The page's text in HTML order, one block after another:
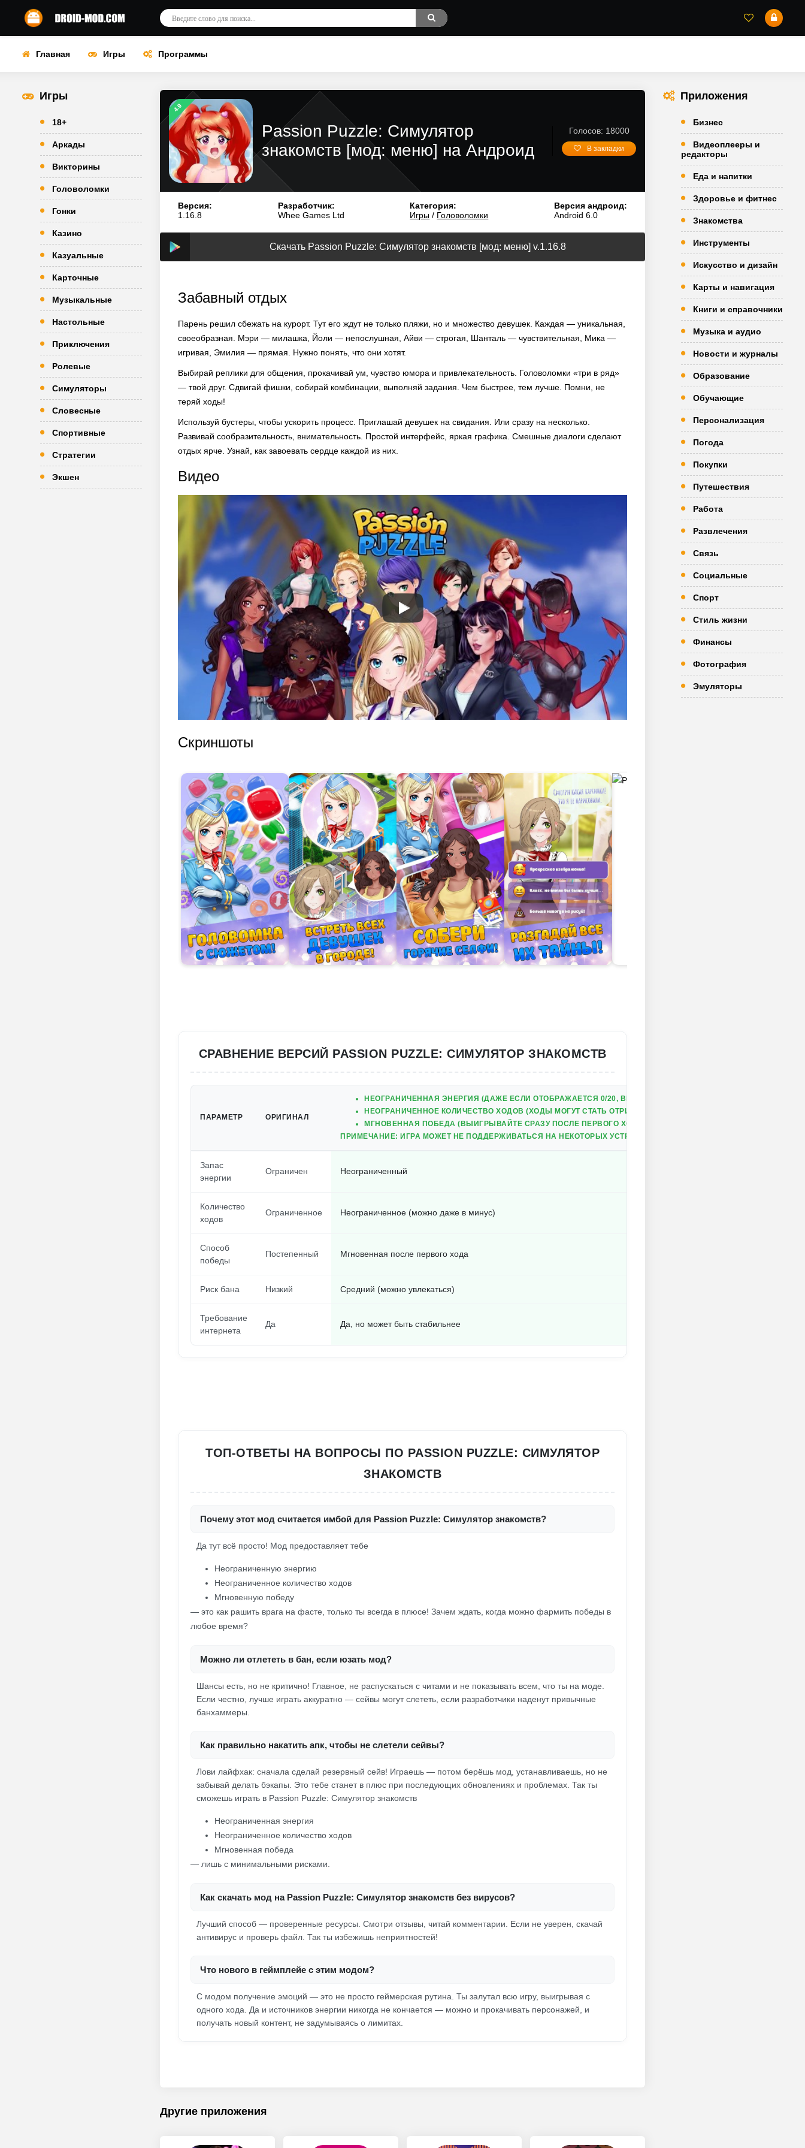
Главная Игры Программы
Игры
18+
Аркады
Викторины
Головоломки
Гонки
Казино
Казуальные
Карточные
Музыкальные
Настольные
Приключения
Ролевые
Симуляторы
Словесные
Спортивные
Стратегии
Экшен
4.9
Passion Puzzle: Симулятор
знакомств [мод: меню] на Андроид
Голосов: 18000
В закладки
Версия:
1.16.8
Разработчик:
Whee Games Ltd
Категория:
Игры / Головоломки
Версия андроид:
Android 6.0
Скачать Passion Puzzle: Симулятор знакомств [мод: меню] v.1.16.8
Забавный отдых
Парень решил сбежать на курорт. Тут его ждут не только пляжи, но и множество девушек. Каждая — уникальная,
своеобразная. Мэри — милашка, Йоли — непослушная, Айви — строгая, Шанталь — чувствительная, Мика —
игривая, Эмилия — прямая. Нужно понять, что они хотят.
Выбирай реплики для общения, прокачивай ум, чувство юмора и привлекательность. Головоломки «три в ряд»
— твой друг. Сдвигай фишки, собирай комбинации, выполняй задания. Чем быстрее, тем лучше. Помни, не
теряй ходы!
Используй бустеры, чтобы ускорить процесс. Приглашай девушек на свидания. Или сразу на несколько.
Развивай сообразительность, внимательность. Простой интерфейс, яркая графика. Смешные диалоги сделают
отдых ярче. Узнай, как завоевать сердце каждой из них.
Видео
Скриншоты
СРАВНЕНИЕ ВЕРСИЙ PASSION PUZZLE: СИМУЛЯТОР ЗНАКОМСТВ
ПАРАМЕТР ОРИГИНАЛ
НЕОГРАНИЧЕННАЯ ЭНЕРГИЯ (ДАЖЕ ЕСЛИ ОТОБРАЖАЕТСЯ 0/20, ВЫ ВСЕГДА БУДЕТЕ ИМЕТЬ ДОСТАТОЧНО
НЕОГРАНИЧЕННОЕ КОЛИЧЕСТВО ХОДОВ (ХОДЫ МОГУТ СТАТЬ ОТРИЦАТЕЛЬНЫМИ, НО ВЫ ВСЁ РАВНО
МГНОВЕННАЯ ПОБЕДА (ВЫИГРЫВАЙТЕ СРАЗУ ПОСЛЕ ПЕРВОГО ХОДА).
ПРИМЕЧАНИЕ: ИГРА МОЖЕТ НЕ ПОДДЕРЖИВАТЬСЯ НА НЕКОТОРЫХ УСТРОЙСТВАХ.
Запас
энергии
Ограничен Неограниченный
Количество
ходов
Ограниченное Неограниченное (можно даже в минус)
Способ
победы
Постепенный Мгновенная после первого хода
Риск бана Низкий Средний (можно увлекаться)
Требование
интернета
Да Да, но может быть стабильнее
ТОП-ОТВЕТЫ НА ВОПРОСЫ ПО PASSION PUZZLE: СИМУЛЯТОР
ЗНАКОМСТВ
Почему этот мод считается имбой для Passion Puzzle: Симулятор знакомств?
Да тут всё просто! Мод предоставляет тебе
Неограниченную энергию
Неограниченное количество ходов
Мгновенную победу
— это как рашить врага на фасте, только ты всегда в плюсе! Зачем ждать, когда можно фармить победы в
любое время?
Можно ли отлететь в бан, если юзать мод?
Шансы есть, но не критично! Главное, не распускаться с читами и не показывать всем, что ты на моде.
Если честно, лучше играть аккуратно — сейвы могут слететь, если разработчики наденут привычные
банхаммеры.
Как правильно накатить апк, чтобы не слетели сейвы?
Лови лайфхак: сначала сделай резервный сейв! Играешь — потом берёшь мод, устанавливаешь, но не
забывай делать бэкапы. Это тебе станет в плюс при последующих обновлениях и проблемах. Так ты
сможешь играть в Passion Puzzle: Симулятор знакомств
Неограниченная энергия
Неограниченное количество ходов
Мгновенная победа
— лишь с минимальными рисками.
Как скачать мод на Passion Puzzle: Симулятор знакомств без вирусов?
Лучший способ — проверенные ресурсы. Смотри отзывы, читай комментарии. Если не уверен, скачай
антивирус и проверь файл. Так ты избежишь неприятностей!
Что нового в геймплейе с этим модом?
С модом получение эмоций — это не просто геймерская рутина. Ты залутал всю игру, выигрывая с
одного хода. Да и источников энергии никогда не кончается — можно и прокачивать персонажей, и
получать новый контент, не задумываясь о лимитах.
Другие приложения
Приложения
Бизнес
Видеоплееры и
редакторы
Еда и напитки
Здоровье и фитнес
Знакомства
Инструменты
Искусство и дизайн
Карты и навигация
Книги и справочники
Музыка и аудио
Новости и журналы
Образование
Обучающие
Персонализация
Погода
Покупки
Путешествия
Работа
Развлечения
Связь
Социальные
Спорт
Стиль жизни
Финансы
Фотография
Эмуляторы